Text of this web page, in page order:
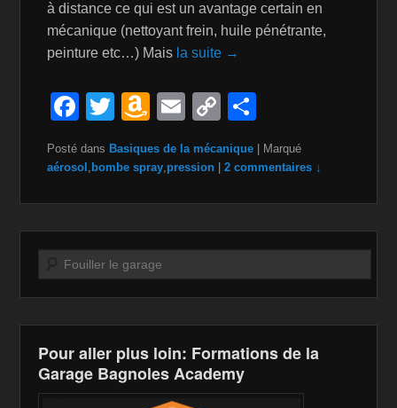
à distance ce qui est un avantage certain en
mécanique (nettoyant frein, huile pénétrante,
peinture etc…) Mais la suite →
F
c
o
o
k
T
tt
A
a
n
W
is
h
Li
st
E
m
ail
C
p
n
k
ta
Posté dans Basiques de la mécanique
Marqué
aérosol , bombe spray,pression |2 commentaires ↓
Recherche
Pour aller plus loin: Formations de la
Garage Bagnoles Academy